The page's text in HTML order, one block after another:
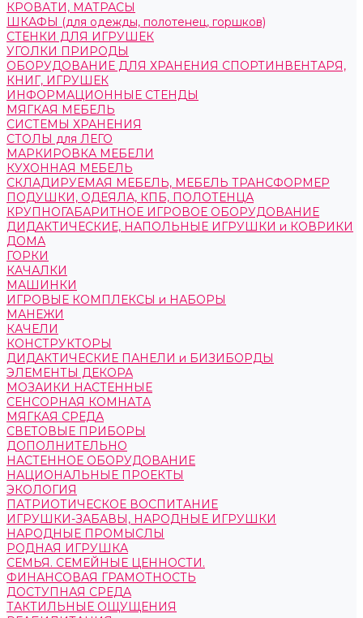
КРОВАТИ, МАТРАСЫ
ШКАФЫ (для одежды, полотенец, горшков)
СТЕНКИ ДЛЯ ИГРУШЕК
УГОЛКИ ПРИРОДЫ
ОБОРУДОВАНИЕ ДЛЯ ХРАНЕНИЯ СПОРТИНВЕНТАРЯ,
КНИГ, ИГРУШЕК
ИНФОРМАЦИОННЫЕ СТЕНДЫ
МЯГКАЯ МЕБЕЛЬ
СИСТЕМЫ ХРАНЕНИЯ
СТОЛЫ для ЛЕГО
МАРКИРОВКА МЕБЕЛИ
КУХОННАЯ МЕБЕЛЬ
СКЛАДИРУЕМАЯ МЕБЕЛЬ, МЕБЕЛЬ ТРАНСФОРМЕР
ПОДУШКИ, ОДЕЯЛА, КПБ, ПОЛОТЕНЦА
КРУПНОГАБАРИТНОЕ ИГРОВОЕ ОБОРУДОВАНИЕ
ДИДАКТИЧЕСКИЕ, НАПОЛЬНЫЕ ИГРУШКИ и КОВРИКИ
ДОМА
ГОРКИ
КАЧАЛКИ
МАШИНКИ
ИГРОВЫЕ КОМПЛЕКСЫ и НАБОРЫ
МАНЕЖИ
КАЧЕЛИ
КОНСТРУКТОРЫ
ДИДАКТИЧЕСКИЕ ПАНЕЛИ и БИЗИБОРДЫ
ЭЛЕМЕНТЫ ДЕКОРА
МОЗАИКИ НАСТЕННЫЕ
СЕНСОРНАЯ КОМНАТА
МЯГКАЯ СРЕДА
СВЕТОВЫЕ ПРИБОРЫ
ДОПОЛНИТЕЛЬНО
НАСТЕННОЕ ОБОРУДОВАНИЕ
НАЦИОНАЛЬНЫЕ ПРОЕКТЫ
ЭКОЛОГИЯ
ПАТРИОТИЧЕСКОЕ ВОСПИТАНИЕ
ИГРУШКИ-ЗАБАВЫ, НАРОДНЫЕ ИГРУШКИ
НАРОДНЫЕ ПРОМЫСЛЫ
РОДНАЯ ИГРУШКА
СЕМЬЯ. СЕМЕЙНЫЕ ЦЕННОСТИ.
ФИНАНСОВАЯ ГРАМОТНОСТЬ
ДОСТУПНАЯ СРЕДА
ТАКТИЛЬНЫЕ ОЩУЩЕНИЯ